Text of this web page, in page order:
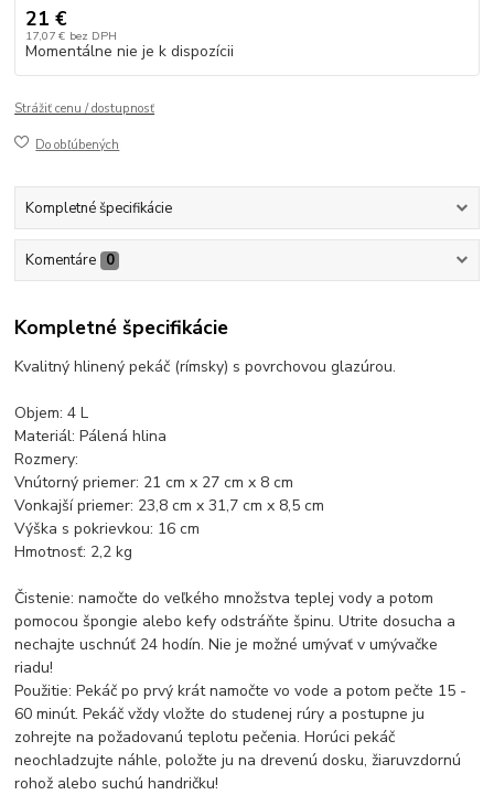
21 €
17,07 € bez DPH
Momentálne nie je k dispozícii
Strážiť cenu / dostupnosť
Do obľúbených
Kompletné špecifikácie
Komentáre 0
Kompletné špecifikácie
Kvalitný hlinený pekáč (rímsky) s povrchovou glazúrou.
Objem: 4 L
Materiál: Pálená hlina
Rozmery:
Vnútorný priemer: 21 cm x 27 cm x 8 cm
Vonkajší priemer: 23,8 cm x 31,7 cm x 8,5 cm
Výška s pokrievkou: 16 cm
Hmotnosť: 2,2 kg
Čistenie: namočte do veľkého množstva teplej vody a potom
pomocou špongie alebo kefy odstráňte špinu. Utrite dosucha a
nechajte uschnúť 24 hodín. Nie je možné umývať v umývačke
riadu!
Použitie: Pekáč po prvý krát namočte vo vode a potom pečte 15 -
60 minút. Pekáč vždy vložte do studenej rúry a postupne ju
zohrejte na požadovanú teplotu pečenia. Horúci pekáč
neochladzujte náhle, položte ju na drevenú dosku, žiaruvzdornú
rohož alebo suchú handričku!